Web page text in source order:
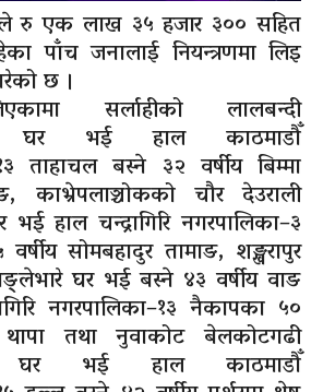
रु एक लाख ३५ हजार ३०० सहित
पाँच जनालाई नियन्त्रणमा लिइ
छ ।
सर्लाहीको लालबन्दी
घर भई हाल काठमाडौँ
ताहाचल बस्ने ३२ वर्षीय बिम्मा
काभ्रेपलाञ्चोकको चौर देउराली
हाल चन्द्रागिरि नगरपालिका–३
सोमबहादुर तामाङ, शङ्खरापुर
घर भई बस्ने ४३ वर्षीय वाङ
नगरपालिका–१३ नैकापका ५०
थापा तथा नुवाकोट बेलकोटगढी
घर भई हाल काठमाडौँ